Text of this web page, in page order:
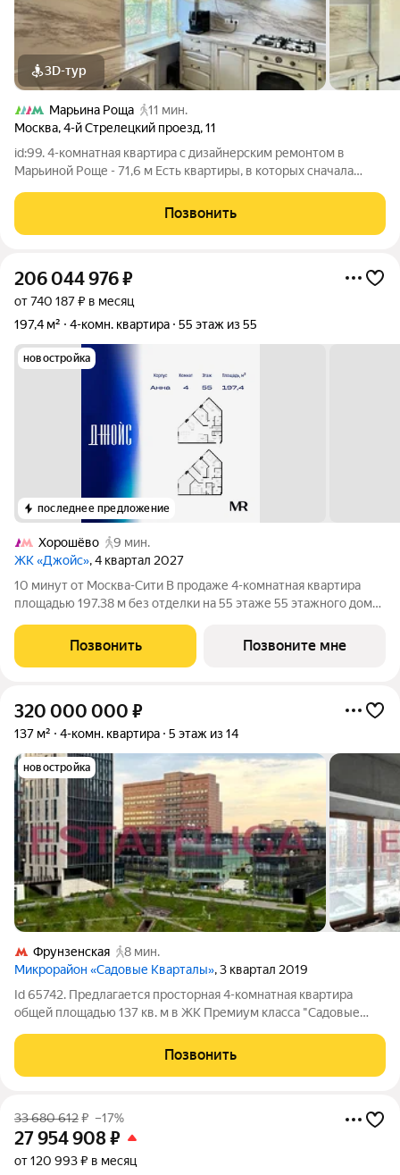
3D-тур
Марьина Роща
11 мин.
Москва,4-й Стрелецкий проезд,11
id:99. 4-комнатная квартира с дизайнерским ремонтом в
Марьиной Роще - 71,6 м Есть квартиры, в которых сначала
понимаешь: здесь хочется жить. Эта квартира именно такая.
Продаётся стильная
Позвонить
206 044 976₽
от 740 187 ₽ в месяц
197,4 м²
4-комн. квартира 55 этаж из 55
новостройка
последнее предложение
Хорошёво
9 мин.
ЖК «Джойс», 4 квартал 2027
10 минут от Москва-Сити В продаже 4-комнатная квартира
площадью 197.38 м без отделки на 55 этаже 55 этажного дома.
премиальный жилой комплекс от девелопера MR в районе
Хорошёво-Мнёвники. Он включает
Позвонить Позвоните мне
320 000 000 ₽
137 м² 4-комн. квартира 5 этаж из 14
новостройка
Фрунзенская
8 мин.
Микрорайон «Садовые Кварталы», 3 квартал 2019
Id 65742. Предлагается просторная 4-комнатная квартира
общей площадью 137 кв. м в ЖК Премиум класса "Садовые
свободную планировку, которая позволяет спланировать:
просторную кухню-гостиную-столовую,
Позвонить
33 680 612₽ –17%
27 954 908₽
от 120 993 ₽ в месяц